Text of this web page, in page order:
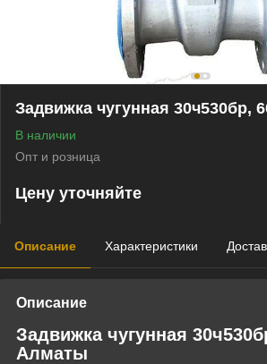
Задвижка чугунная 30ч530бр,
В наличии
Опт и розница
Цену уточняйте
Описание Характеристики
Описание
Задвижка чугунная
Алматы